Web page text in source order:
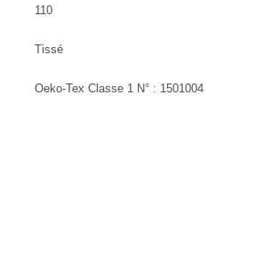
110
Tissé
Oeko-Tex Classe 1 N° : 1501004